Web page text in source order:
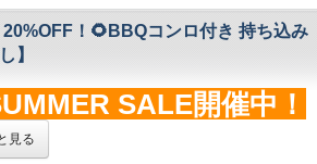
鶏の肉類やソーセージ、そして彩り豊かな
など、まさに王道のご夕食を、大分の自然の
しみください。
ピングドーム】
のグランピングドームは一日1組限定のプラ
空間。
！🌻BBQコンロ付き 持ち込み
】
SALE開催中！
見る